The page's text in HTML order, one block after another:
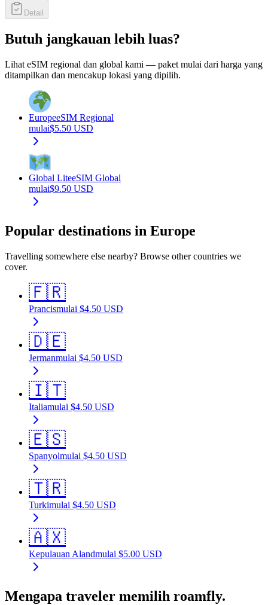
Detail
Butuh jangkauan lebih luas?
Lihat eSIM regional dan global kami — paket mulai dari harga yang
ditampilkan dan mencakup lokasi yang dipilih.
EuropeeSIM Regional
mulai$5.50 USD
Global LiteeSIM Global
mulai$9.50 USD
Popular destinations in Europe
Travelling somewhere else nearby? Browse other countries we
cover.
🇫🇷
Prancismulai $4.50 USD
🇩🇪
Jermanmulai $4.50 USD
🇮🇹
Italiamulai $4.50 USD
🇪🇸
Spanyolmulai $4.50 USD
🇹🇷
Turkimulai $4.50 USD
🇦🇽
Kepulauan Alandmulai $5.00 USD
Mengapa traveler memilih roamfly.